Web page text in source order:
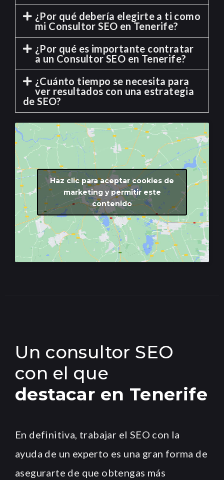
¿Por qué debería elegirte a ti como
mi Consultor SEO en Tenerife?
¿Por qué es importante contratar
a un Consultor SEO en Tenerife?
¿Cuánto tiempo se necesita para
ver resultados con una estrategia
de SEO?
Haz clic para aceptar cookies de
marketing y permitir este
contenido
Un consultor SEO
con el que
destacar en Tenerife
En definitiva, trabajar el SEO con la
ayuda de un experto es una gran forma de
asegurarte de que obtengas más